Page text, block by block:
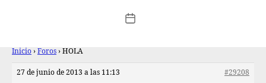
Inicio › Foros › HOLA
27 de junio de 2013 a las 11:13
#29208